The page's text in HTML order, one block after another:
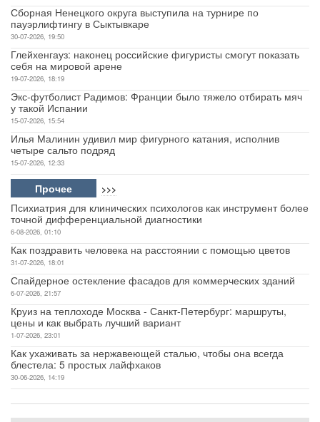
Сборная Ненецкого округа выступила на турнире по
пауэрлифтингу в Сыктывкаре
30-07-2026, 19:50
Глейхенгауз: наконец российские фигуристы смогут показать
себя на мировой арене
19-07-2026, 18:19
Экс-футболист Радимов: Франции было тяжело отбирать мяч
у такой Испании
15-07-2026, 15:54
Илья Малинин удивил мир фигурного катания, исполнив
четыре сальто подряд
15-07-2026, 12:33
Прочее >>>
Психиатрия для клинических психологов как инструмент более
точной дифференциальной диагностики
6-08-2026, 01:10
Как поздравить человека на расстоянии с помощью цветов
31-07-2026, 18:01
Спайдерное остекление фасадов для коммерческих зданий
6-07-2026, 21:57
Круиз на теплоходе Москва - Санкт-Петербург: маршруты,
цены и как выбрать лучший вариант
1-07-2026, 23:01
Как ухаживать за нержавеющей сталью, чтобы она всегда
блестела: 5 простых лайфхаков
30-06-2026, 14:19